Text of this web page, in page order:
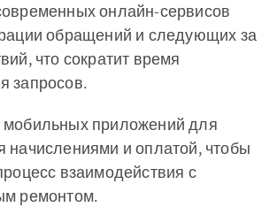
онлайн-сервисов
обращений и следующих за
что сократит время
запросов.
приложений для
начислениями и оплатой, чтобы
взаимодействия с
ремонтом.